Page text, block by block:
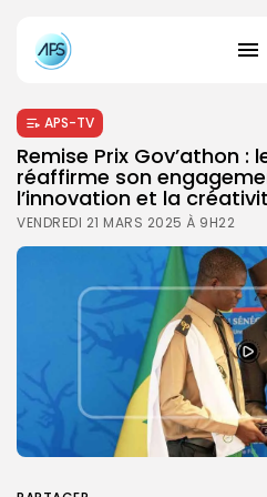
APS-TV
Remise Prix Gov’athon :
réaffirme son
l’innovation et la
VENDREDI 21 MARS 2025 À 9H22